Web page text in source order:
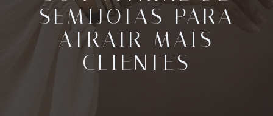
SEMIJOIAS PARA
ATRAIR MAIS
CLIENTES